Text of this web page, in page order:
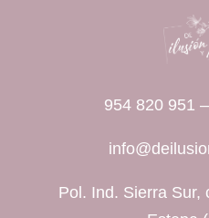
954 820 951 –
Pol. Ind. Sierra Sur,